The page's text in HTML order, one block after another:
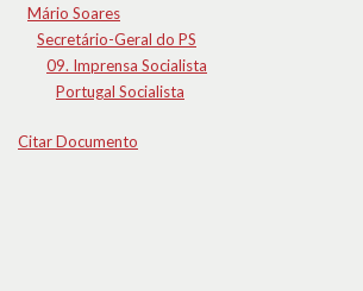
Mário Soares
Secretário-Geral do PS
09. Imprensa Socialista
Portugal Socialista
Citar Documento